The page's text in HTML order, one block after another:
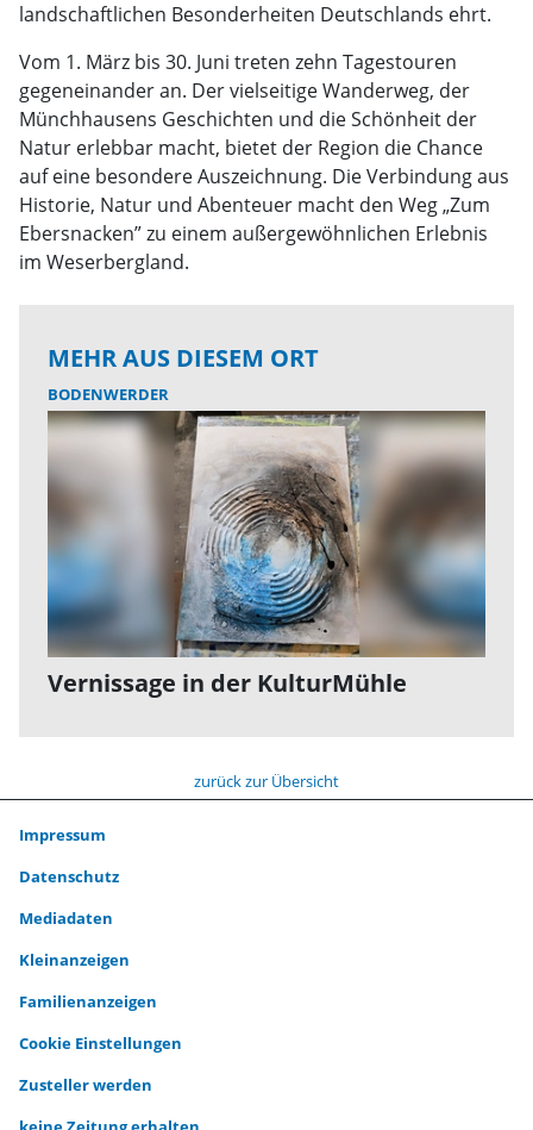
landschaftlichen Besonderheiten Deutschlands ehrt.
Vom 1. März bis 30. Juni treten zehn Tagestouren
gegeneinander an. Der vielseitige Wanderweg, der
Münchhausens Geschichten und die Schönheit der
Natur erlebbar macht, bietet der Region die Chance
auf eine besondere Auszeichnung. Die Verbindung aus
Historie, Natur und Abenteuer macht den Weg „Zum
Ebersnacken” zu einem außergewöhnlichen Erlebnis
im Weserbergland.
MEHR AUS DIESEM ORT
BODENWERDER
Vernissage in der KulturMühle
zurück zur Übersicht
Impressum
Datenschutz
Mediadaten
Kleinanzeigen
Familienanzeigen
Cookie Einstellungen
Zusteller werden